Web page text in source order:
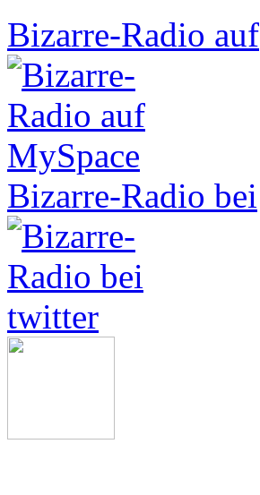
Bizarre-Radio auf
Bizarre-Radio bei